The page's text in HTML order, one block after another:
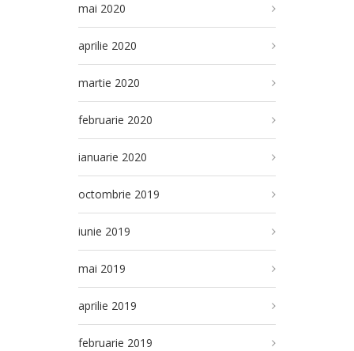
mai 2020
aprilie 2020
martie 2020
februarie 2020
ianuarie 2020
octombrie 2019
iunie 2019
mai 2019
aprilie 2019
februarie 2019